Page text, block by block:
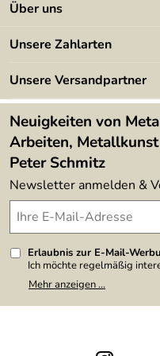
Kundeninformationen
Newsletter
Lieferbedingungen
Über uns
Angebote
Kundenbewertungen (394)
4,9/5
Unsere Zahlarten
Unsere Versandpartner
Neuigkeiten von
Arbeiten,
Peter Schmitz
Newsletter anmelden &
Erlaubnis zur E-Mail-
Ich möchte regelmäßig
Meine E-Mail-Adresse wird
weitergegeben. Zu
den Link "Abmelden" am
Mehr anzeigen ...